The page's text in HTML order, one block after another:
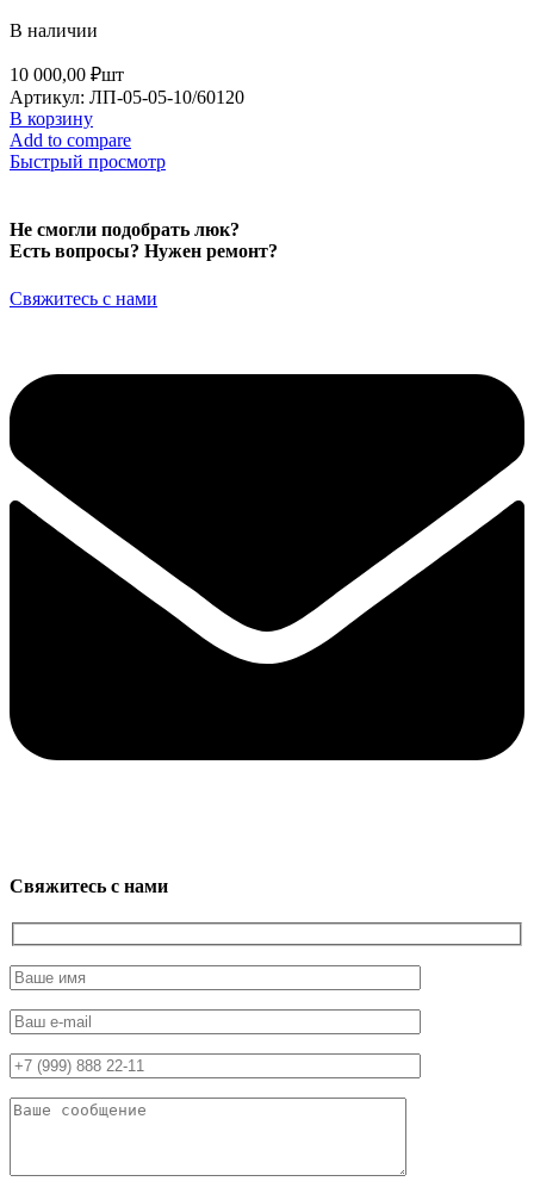
В наличии
10 000,00 ₽шт
Артикул: ЛП-05-05-10/60120
В корзину
Add to compare
Быстрый просмотр
Не смогли подобрать люк?
Есть вопросы? Нужен ремонт?
Свяжитесь с нами
Свяжитесь с нами